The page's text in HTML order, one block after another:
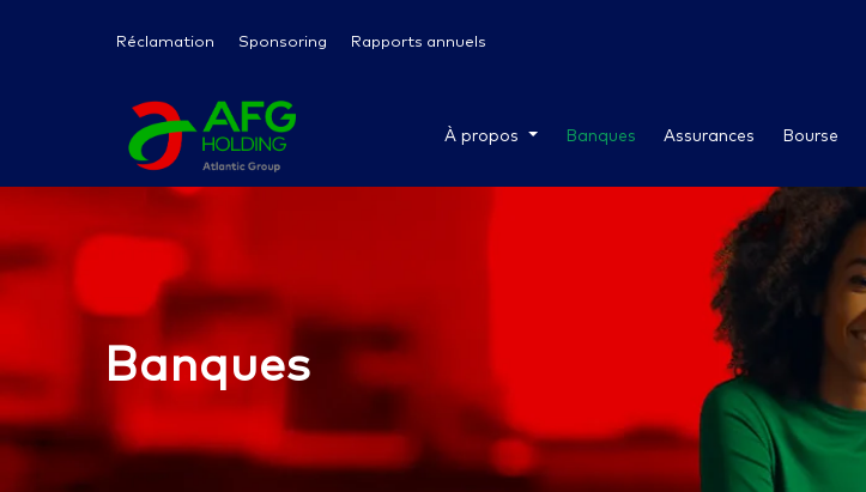
Réclamation Sponsoring Rapports annuels
À propos Banques Assurances Bourse
Banques